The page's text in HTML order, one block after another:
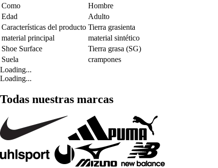
Como
Hombre
Edad
Adulto
Características del producto Tierra grasienta
material principal
material sintético
Shoe Surface
Tierra grasa (SG)
Suela
crampones
Loading...
Loading...
Todas nuestras marcas